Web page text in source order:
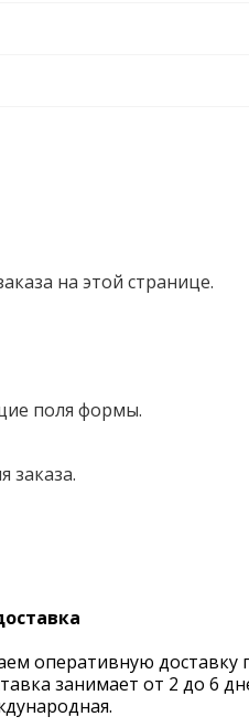
на этой странице.
поля формы.
заказа.
оперативную доставку
занимает от 2 до 6